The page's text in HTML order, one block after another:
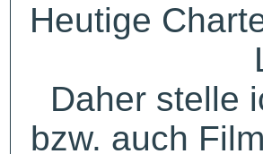
Heutige
Daher stelle
bzw. auch